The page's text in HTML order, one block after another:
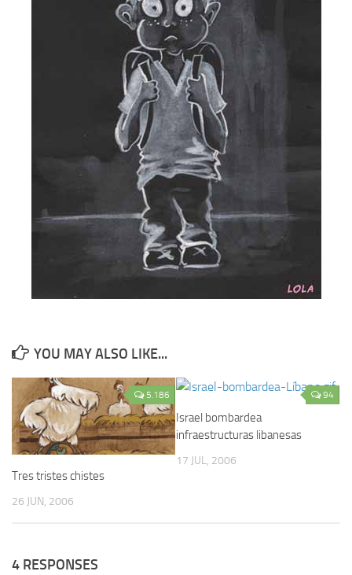
YOU MAY ALSO LIKE...
5.186
Tres tristes chistes
26 JUN, 2006
94
Israel bombardea
infraestructuras libanesas
17 JUL, 2006
4 RESPONSES